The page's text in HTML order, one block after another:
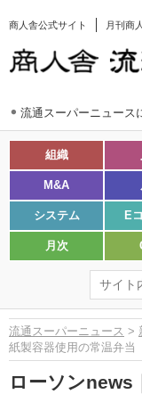
商人舎公式サイト 月刊商
流通スーパーニュース
組織
M&A
システム E
月次
流通スーパーニュース >
紙製容器使用の常温弁当
ローソンnews